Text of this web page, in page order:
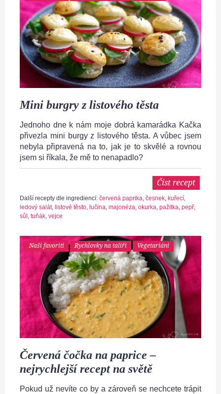
Mini burgry z listového těsta
Jednoho dne k nám moje dobrá kamarádka Kačka
přivezla mini burgy z listového těsta. A vůbec jsem
nebyla připravená na to, jak je to skvělé a rovnou
jsem si říkala, že mě to nenapadlo?
Číst recept
Další recepty dle ingrediencí: červená paprika česnek kuřecí
ledový salát, listové těsto lučina majonéza okurka pažitka pepř
sůl tuňák vejce
Naši favoriti Rychlovky na talíři Vegetariáni
Červená čočka na paprice –
nejrychlejší recept na světě
Pokud už nevíte co by a zároveň se nechcete trápit